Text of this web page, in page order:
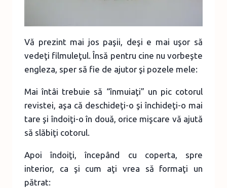
Vă prezint mai jos paşii, deşi e mai uşor să
vedeţi filmuleţul. Însă pentru cine nu vorbeşte
engleza, sper să fie de ajutor şi pozele mele:
Mai întâi trebuie să “înmuiaţi” un pic cotorul
revistei, aşa că deschideţi-o şi închideţi-o mai
tare şi îndoiţi-o în două, orice mişcare vă ajută
să slăbiţi cotorul.
Apoi îndoiţi, începând cu coperta, spre
interior, ca şi cum aţi vrea să formaţi un
pătrat: